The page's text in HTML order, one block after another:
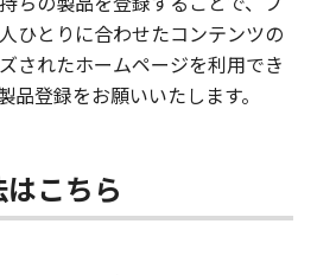
ひとりに合わせたコンテンツの
されたホームページを利用でき
品登録をお願いいたします。
こちら